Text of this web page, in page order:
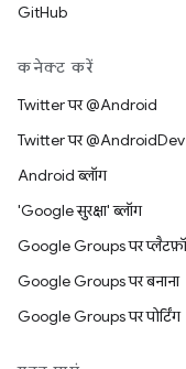
GitHub
कनेक्ट करें
Twitter पर @Android
Twitter पर @AndroidDev
Android ब्लॉग
'Google सुरक्षा' ब्लॉग
Google Groups पर
Google Groups पर बनाना
Google Groups पर पोर्टिंग